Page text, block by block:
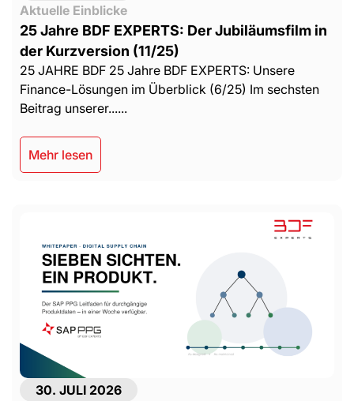
Aktuelle Einblicke
25 Jahre BDF EXPERTS: Der Jubiläumsfilm in
der Kurzversion (11/25)
25 JAHRE BDF 25 Jahre BDF EXPERTS: Unsere
Finance-Lösungen im Überblick (6/25) Im sechsten
Beitrag unserer......
Mehr lesen
30. JULI 2026